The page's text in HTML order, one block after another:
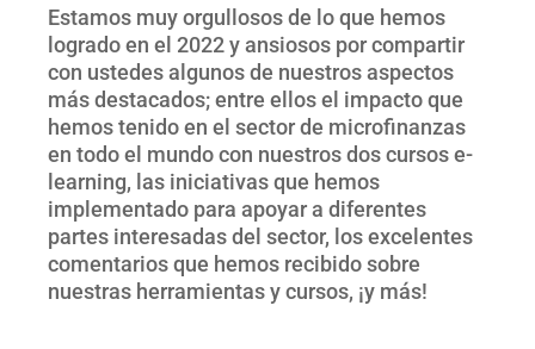
Estamos muy orgullosos de lo que hemos
logrado en el 2022 y ansiosos por compartir
con ustedes algunos de nuestros aspectos
más destacados; entre ellos el impacto que
hemos tenido en el sector de microfinanzas
en todo el mundo con nuestros dos cursos e-
learning, las iniciativas que hemos
implementado para apoyar a diferentes
partes interesadas del sector, los excelentes
comentarios que hemos recibido sobre
nuestras herramientas y cursos, ¡y más!